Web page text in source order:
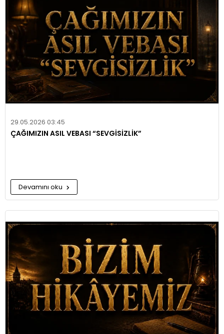
29.05.2026 03:45
ÇAĞIMIZIN ASIL VEBASI “SEVGİSİZLİK”
Devamını oku